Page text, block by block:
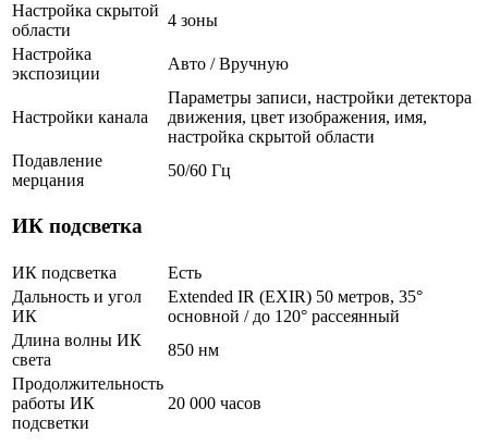
Настройка скрытой
области
4 зоны
Настройка
экспозиции
Авто / Вручную
Настройки канала
Параметры записи, настройки детектора
движения, цвет изображения, имя,
настройка скрытой области
Подавление
мерцания
50/60 Гц
ИК подсветка
ИК подсветка
Есть
Дальность и угол
ИК
Extended IR (EXIR) 50 метров, 35°
основной / до 120° рассеянный
Длина волны ИК
света
850 нм
Продолжительность
работы ИК
подсветки
20 000 часов